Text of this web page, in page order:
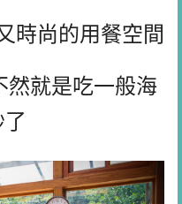
時尚的用餐空間
然就是吃一般海